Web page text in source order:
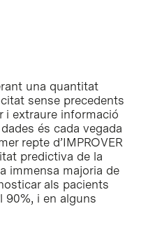
una quantitat
sense precedents
i extraure informació
és cada vegada
repte d’IMPROVER
predictiva de la
immensa majoria de
als pacients
90%, i en alguns